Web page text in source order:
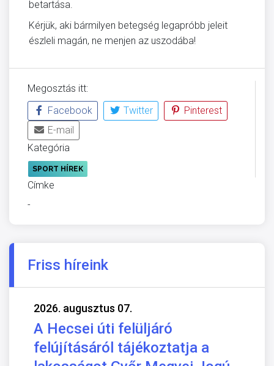
betartása.
Kérjük, aki bármilyen betegség legapróbb jeleit
észleli magán, ne menjen az uszodába!
Megosztás itt:
Facebook
Twitter
Pinterest
E-mail
Kategória
SPORT HÍREK
Címke
-
Friss híreink
2026. augusztus 07.
A Hecsei úti felüljáró
felújításáról tájékoztatja a